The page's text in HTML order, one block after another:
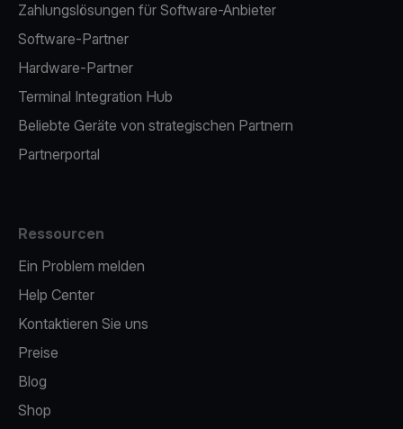
Zahlungslösungen für Software-Anbieter
Software-Partner
Hardware-Partner
Terminal Integration Hub
Beliebte Geräte von strategischen Partnern
Partnerportal
Ressourcen
Ein Problem melden
Help Center
Kontaktieren Sie uns
Preise
Blog
Shop